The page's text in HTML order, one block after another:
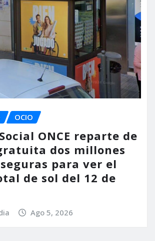
OCIO
ONCE reparte de
dos millones
para ver el
de sol del 12 de
Ago 5, 2026